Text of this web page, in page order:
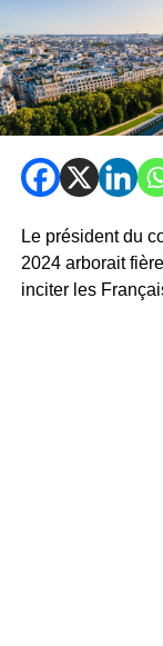
Le président du
2024 arborait
inciter les